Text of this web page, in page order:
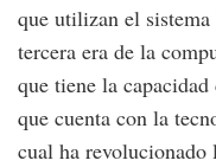
que utilizan el
tercera era de la
que tiene la
que cuenta con la
cual ha revolucionado